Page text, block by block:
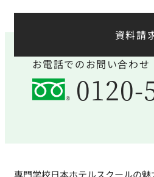
資料請
お電話でのお問い合わせ
0120-